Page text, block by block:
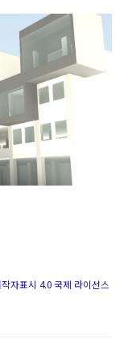
자표시 4.0 국제 라이선스